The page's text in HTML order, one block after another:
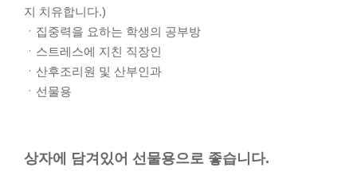
지 치유합니다.)
ㆍ집중력을 요하는 학생의 공부방
ㆍ스트레스에 지친 직장인
ㆍ산후조리원 및 산부인과
ㆍ선물용
상자에 담겨있어 선물용으로 좋습니다.